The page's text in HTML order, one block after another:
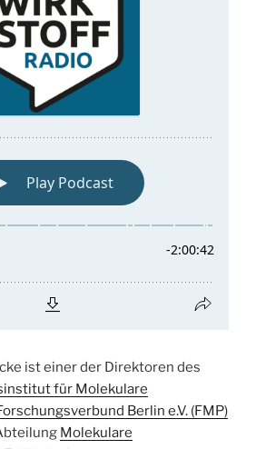
ist einer der Direktoren des
für Molekulare
Berlin e.V. (FMP)
Molekulare